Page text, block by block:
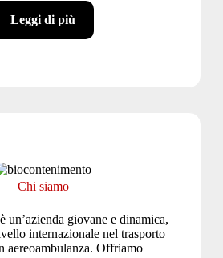
Leggi di più
Chi siamo
un’azienda giovane e dinamica,
internazionale nel trasporto
aereoambulanza. Offriamo